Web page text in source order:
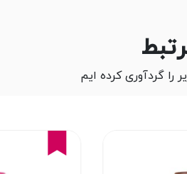
گردآوری کرده ایم